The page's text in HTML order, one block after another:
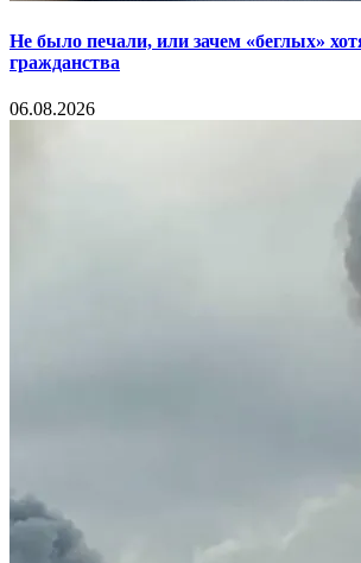
Не было печали, или зачем «беглых»
гражданства
06.08.2026